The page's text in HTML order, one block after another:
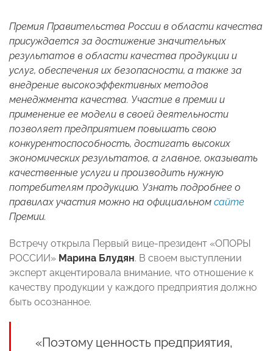
Премия Правительства России в области качества
присуждается за достижение значительных
результатов в области качества продукции и
услуг, обеспечения их безопасности, а также за
внедрение высокоэффективных методов
менеджмента качества. Участие в премии и
применение ее модели в своей деятельности
позволяет предприятием повышать свою
конкурентоспособность, достигать высоких
экономических результатов, а главное, оказывать
качественные услуги и производить нужную
потребителям продукцию. Узнать подробнее о
правилах участия можно на официальном сайте
Премии.
Встречу открыла Первый вице-президент «ОПОРЫ
РОССИИ» Марина Блудян. В своем выступлении
эксперт акцентировала внимание, что отношение к
качеству продукции у каждого предприятия должно
быть осознанное.
«Поэтому ценность предприятия,